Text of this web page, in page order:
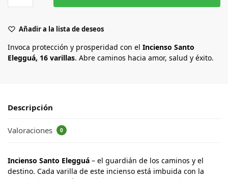
Añadir a la lista de deseos
Invoca protección y prosperidad con el Incienso Santo
Elegguá, 16 varillas. Abre caminos hacia amor, salud y éxito.
Descripción
Valoraciones 0
Incienso Santo Elegguá – el guardián de los caminos y el
destino. Cada varilla de este incienso está imbuida con la